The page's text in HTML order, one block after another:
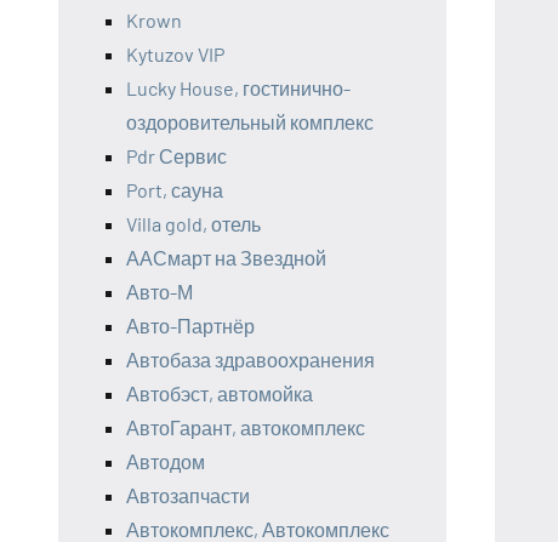
Krown
Kytuzov VIP
Lucky House, гостинично-
оздоровительный комплекс
Pdr Сервис
Port, сауна
Villa gold, отель
ААСмарт на Звездной
Авто-М
Авто-Партнёр
Автобаза здравоохранения
Автобэст, автомойка
АвтоГарант, автокомплекс
Автодом
Автозапчасти
Автокомплекс, Автокомплекс